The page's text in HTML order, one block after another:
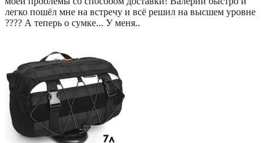
легко пошёл мне на встречу и всё решил на высшем уровне
???? А теперь о сумке... У меня..